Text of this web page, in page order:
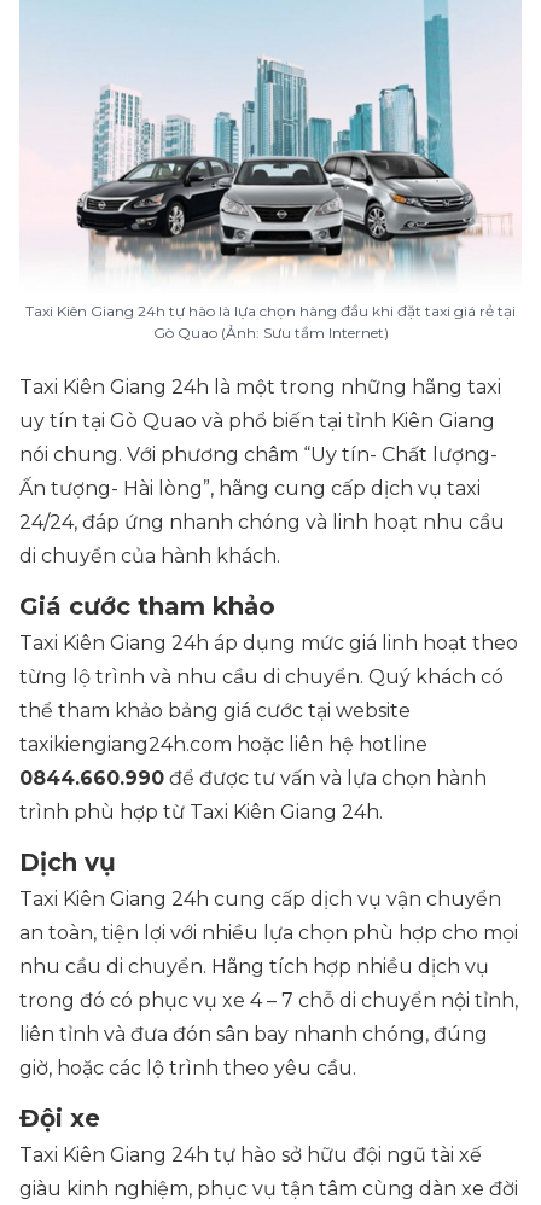
Taxi Kiên Giang 24h tự hào là lựa chọn hàng đầu khi đặt taxi giá rẻ tại
Gò Quao (Ảnh: Sưu tầm Internet)
Taxi Kiên Giang 24h là một trong những hãng taxi
uy tín tại Gò Quao và phổ biến tại tỉnh Kiên Giang
nói chung. Với phương châm “Uy tín- Chất lượng-
Ấn tượng- Hài lòng”, hãng cung cấp dịch vụ taxi
24/24, đáp ứng nhanh chóng và linh hoạt nhu cầu
di chuyển của hành khách.
Giá cước tham khảo
Taxi Kiên Giang 24h áp dụng mức giá linh hoạt theo
từng lộ trình và nhu cầu di chuyển. Quý khách có
thể tham khảo bảng giá cước tại website
taxikiengiang24h.com hoặc liên hệ hotline
0844.660.990 để được tư vấn và lựa chọn hành
trình phù hợp từ Taxi Kiên Giang 24h.
Dịch vụ
Taxi Kiên Giang 24h cung cấp dịch vụ vận chuyển
an toàn, tiện lợi với nhiều lựa chọn phù hợp cho mọi
nhu cầu di chuyển. Hãng tích hợp nhiều dịch vụ
trong đó có phục vụ xe 4 – 7 chỗ di chuyển nội tỉnh,
liên tỉnh và đưa đón sân bay nhanh chóng, đúng
giờ, hoặc các lộ trình theo yêu cầu.
Đội xe
Taxi Kiên Giang 24h tự hào sở hữu đội ngũ tài xế
giàu kinh nghiệm, phục vụ tận tâm cùng dàn xe đời